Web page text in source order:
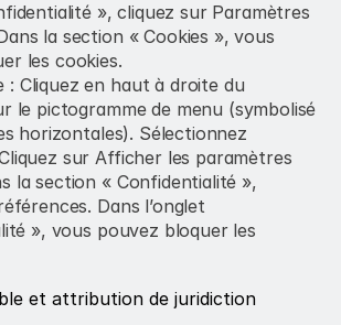
», cliquez sur Paramètres
la section « Cookies », vous
les cookies.
: Cliquez en haut à droite du
le pictogramme de menu (symbolisé
horizontales). Sélectionnez
sur Afficher les paramètres
la section « Confidentialité »,
Dans l’onglet
», vous pouvez bloquer les
et attribution de juridiction